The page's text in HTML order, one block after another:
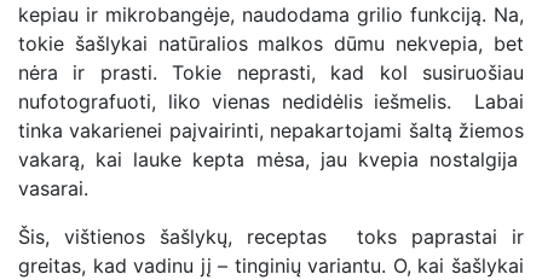
kepiau ir mikrobangėje, naudodama grilio funkciją. Na,
tokie šašlykai natūralios malkos dūmu nekvepia, bet
nėra ir prasti. Tokie neprasti, kad kol susiruošiau
nufotografuoti, liko vienas nedidėlis iešmelis. Labai
tinka vakarienei paįvairinti, nepakartojami šaltą žiemos
vakarą, kai lauke kepta mėsa, jau kvepia nostalgija
vasarai.
Šis, vištienos šašlykų, receptas toks paprastai ir
greitas, kad vadinu jį – tinginių variantu. O, kai šašlykai